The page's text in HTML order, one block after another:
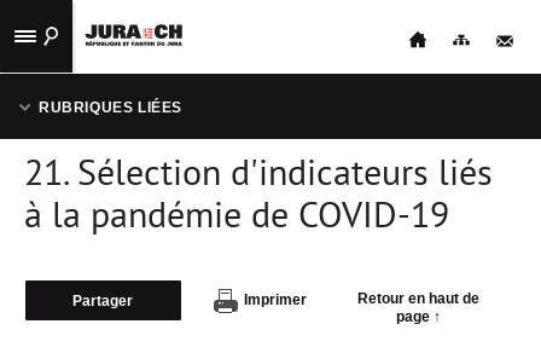
CONTACT
RUBRIQUES LIÉES
1. POPULATION
2. ESPACE ET ENVIRONNEMENT
3. TRAVAIL ET RÉMUNÉRATION
21. Sélection d'indicateurs liés
à la pandémie de COVID-19
Partager Imprimer
Retour en haut de
page ↑